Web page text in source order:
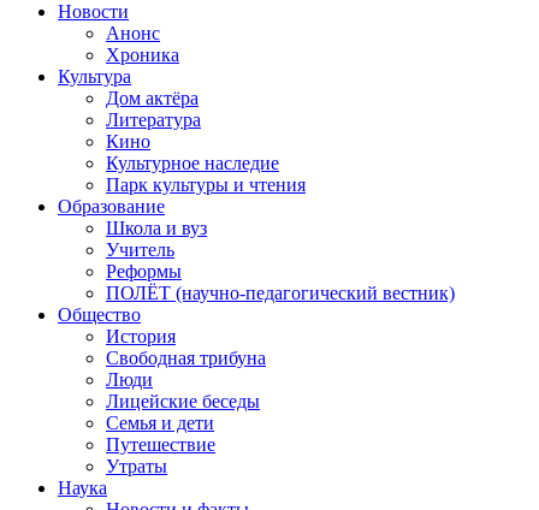
Новости
Анонс
Хроника
Культура
Дом актёра
Литература
Кино
Культурное наследие
Парк культуры и чтения
Образование
Школа и вуз
Учитель
Реформы
ПОЛЁТ (научно-педагогический вестник)
Общество
История
Свободная трибуна
Люди
Лицейские беседы
Семья и дети
Путешествие
Утраты
Наука